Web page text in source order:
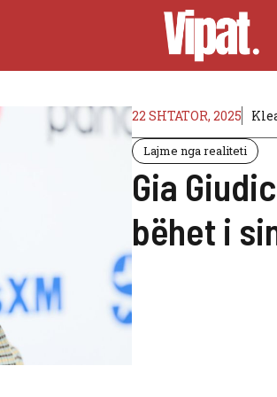
22 SHTATOR, 2025
Lajme nga realiteti
Gia
bëhet i